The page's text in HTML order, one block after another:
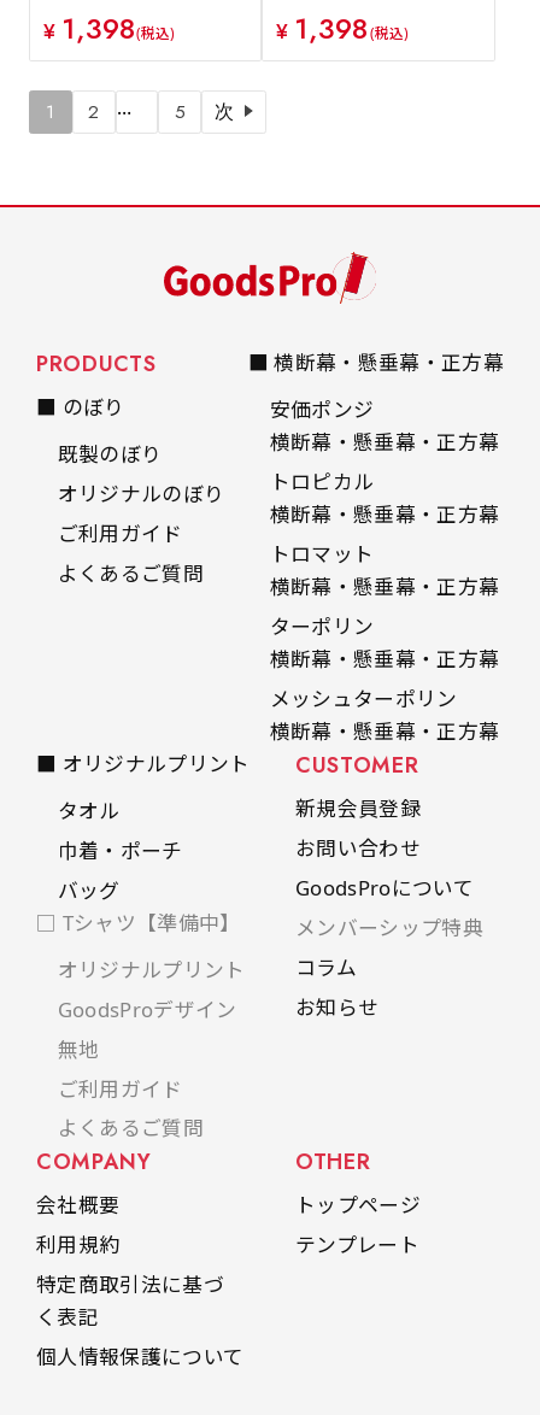
¥ 1,398(税込)
¥ 1,398(税込)
1 2 … 5 次
PRODUCTS
■ のぼり
既製のぼり
オリジナルのぼり
ご利用ガイド
よくあるご質問
■ 横断幕・懸垂幕・正方幕
安価ポンジ
横断幕・懸垂幕・正方幕
トロピカル
横断幕・懸垂幕・正方幕
トロマット
横断幕・懸垂幕・正方幕
ターポリン
横断幕・懸垂幕・正方幕
メッシュターポリン
横断幕・懸垂幕・正方幕
■ オリジナルプリント
タオル
巾着・ポーチ
バッグ
□ Tシャツ【準備中】
オリジナルプリント
GoodsProデザイン
無地
ご利用ガイド
よくあるご質問
CUSTOMER
新規会員登録
お問い合わせ
GoodsProについて
メンバーシップ特典
コラム
お知らせ
COMPANY
会社概要
利用規約
特定商取引法に基づ
く表記
個人情報保護について
OTHER
トップページ
テンプレート